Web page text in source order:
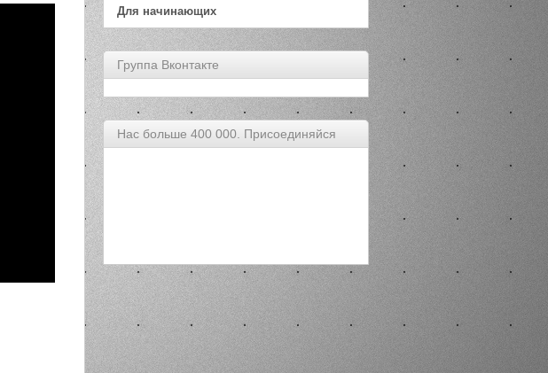
Для начинающих
Группа Вконтакте
Нас больше 400 000. Присоединяйся